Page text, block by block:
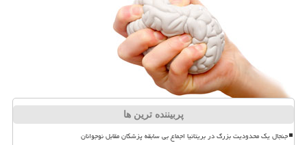
پربیننده ترین ها
جنجال یک محدودیت بزرگ در بریتانیا اجماع بی سابقه پزشکان مقابل نوجوانان